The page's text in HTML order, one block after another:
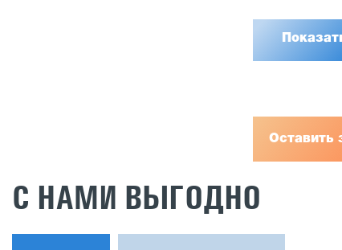
Оставить
С НАМИ ВЫГОДНО